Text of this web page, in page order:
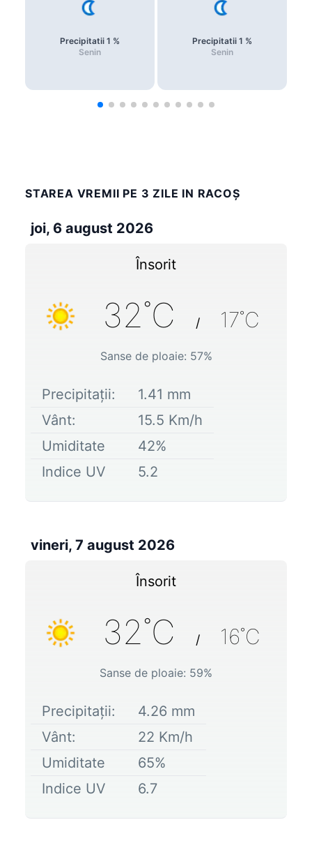
Precipitatii 1 %
Senin
Precipitatii 1 %
Senin
STAREA VREMII PE 3 ZILE IN RACOŞ
joi, 6 august 2026
Însorit
32˚C / 17˚C
Sanse de ploaie: 57%
Precipitații: 1.41 mm
Vânt:
15.5 Km/h
Umiditate
42%
Indice UV
5.2
vineri, 7 august 2026
Însorit
32˚C / 16˚C
Sanse de ploaie: 59%
Precipitații: 4.26 mm
Vânt:
22 Km/h
Umiditate
65%
Indice UV
6.7